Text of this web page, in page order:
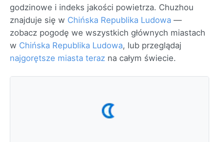
godzinowe i indeks jakości powietrza. Chuzhou
znajduje się w Chińska Republika Ludowa —
zobacz pogodę we wszystkich głównych miastach
w Chińska Republika Ludowa, lub przeglądaj
najgorętsze miasta teraz na całym świecie.